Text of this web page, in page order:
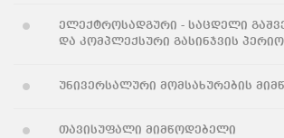
ელექტროსადგური - საცდელი
და კომპლექსური გასინჯვის
უნივერსალური მომსახურების
თავისუფალი მიმწოდებელი